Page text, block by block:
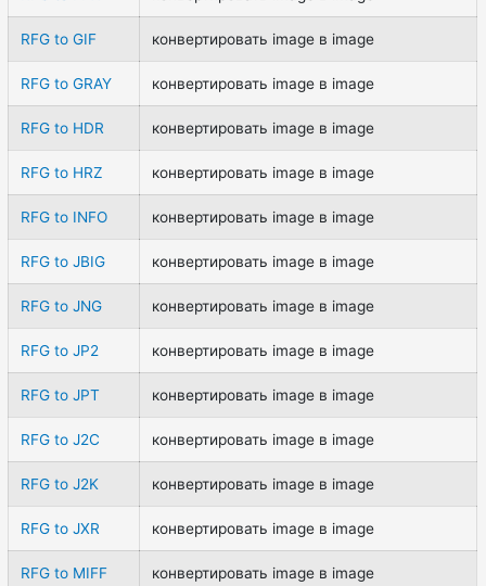
RFG to GIF конвертировать image в image
RFG to GRAY конвертировать image в image
RFG to HDR конвертировать image в image
RFG to HRZ конвертировать image в image
RFG to INFO конвертировать image в image
RFG to JBIG конвертировать image в image
RFG to JNG конвертировать image в image
RFG to JP2 конвертировать image в image
RFG to JPT конвертировать image в image
RFG to J2C конвертировать image в image
RFG to J2K конвертировать image в image
RFG to JXR конвертировать image в image
RFG to MIFF конвертировать image в image